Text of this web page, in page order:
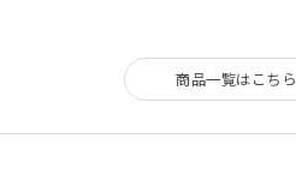
商品一覧はこちら